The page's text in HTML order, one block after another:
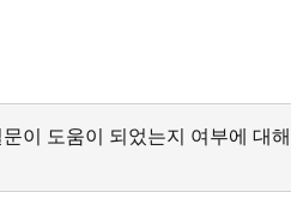
도움이 되었는지 여부에 대